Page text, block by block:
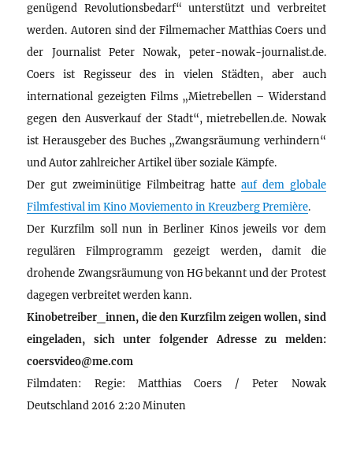
genügend Revolutionsbedarf“ unterstützt und verbreitet
werden. Autoren sind der Filmemacher Matthias Coers und
der Journalist Peter Nowak, peter-nowak-journalist.de.
Coers ist Regisseur des in vielen Städten, aber auch
international gezeigten Films „Mietrebellen – Widerstand
gegen den Ausverkauf der Stadt“, mietrebellen.de. Nowak
ist Herausgeber des Buches „Zwangsräumung verhindern“
und Autor zahlreicher Artikel über soziale Kämpfe.
Der gut zweiminütige Filmbeitrag hatte auf dem globale
Filmfestival im Kino Moviemento in Kreuzberg Première.
Der Kurzfilm soll nun in Berliner Kinos jeweils vor dem
regulären Filmprogramm gezeigt werden, damit die
drohende Zwangsräumung von HG bekannt und der Protest
dagegen verbreitet werden kann.
Kinobetreiber_innen, die den Kurzfilm zeigen wollen, sind
eingeladen, sich unter folgender Adresse zu melden:
coersvideo@me.com
Filmdaten: Regie: Matthias Coers / Peter Nowak
Deutschland 2016 2:20 Minuten